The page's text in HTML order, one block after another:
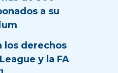
a su
los derechos
y la FA